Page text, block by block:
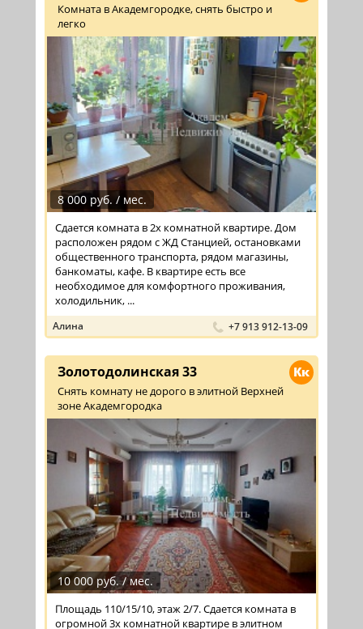
Комната в Академгородке, снять быстро и
легко
8 000 руб. / мес.
Сдается комната в 2х комнатной квартире. Дом
расположен рядом с ЖД Станцией, остановками
общественного транспорта, рядом магазины,
банкоматы, кафе. В квартире есть все
необходимое для комфортного проживания,
холодильник, ...
Алина +7 913 912-13-09
Кк
Золотодолинская 33
Снять комнату не дорого в элитной Верхней
зоне Академгородка
10 000 руб. / мес.
Площадь 110/15/10, этаж 2/7. Сдается комната в
огромной 3х комнатной квартире в элитном